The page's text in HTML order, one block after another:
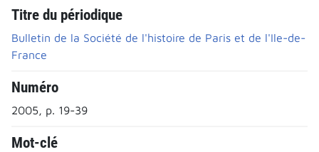
Titre du périodique
Bulletin de la Société de l'histoire de Paris et de l'Ile-de-
France
Numéro
2005, p. 19-39
Mot-clé